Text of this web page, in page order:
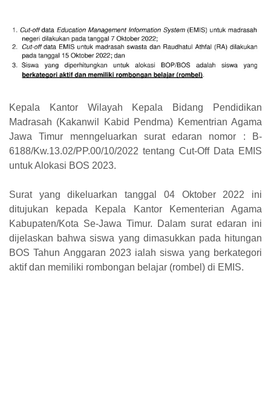
Kepala Kantor Wilayah Kepala Bidang Pendidikan
Madrasah (Kakanwil Kabid Pendma) Kementrian Agama
Jawa Timur menngeluarkan surat edaran nomor : B-
6188/Kw.13.02/PP.00/10/2022 tentang Cut-Off Data EMIS
untuk Alokasi BOS 2023.
Surat yang dikeluarkan tanggal 04 Oktober 2022 ini
ditujukan kepada Kepala Kantor Kementerian Agama
Kabupaten/Kota Se-Jawa Timur. Dalam surat edaran ini
dijelaskan bahwa siswa yang dimasukkan pada hitungan
BOS Tahun Anggaran 2023 ialah siswa yang berkategori
aktif dan memiliki rombongan belajar (rombel) di EMIS.